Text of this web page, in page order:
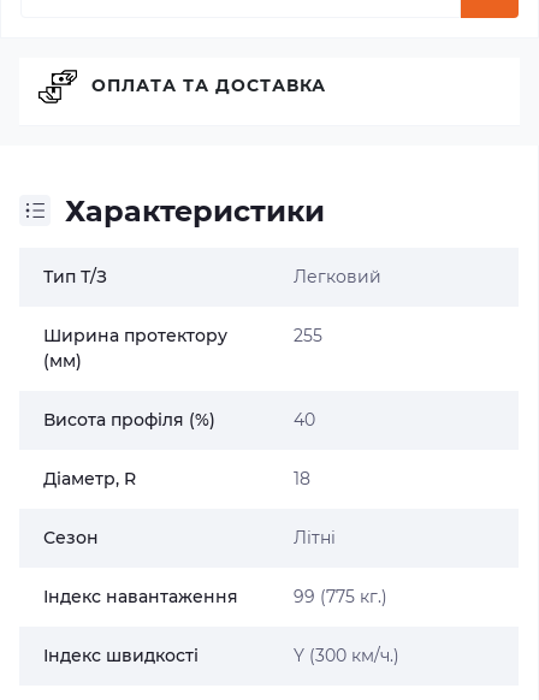
Характеристики
Тип Т/З Легковий
Ширина протектору
(мм)
255
Висота профіля (%) 40
Діаметр, R 18
Сезон Літні
Індекс навантаження 99 (775 кг.)
Індекс швидкості Y (300 км/ч.)
ОПЛАТА ТА ДОСТАВКА